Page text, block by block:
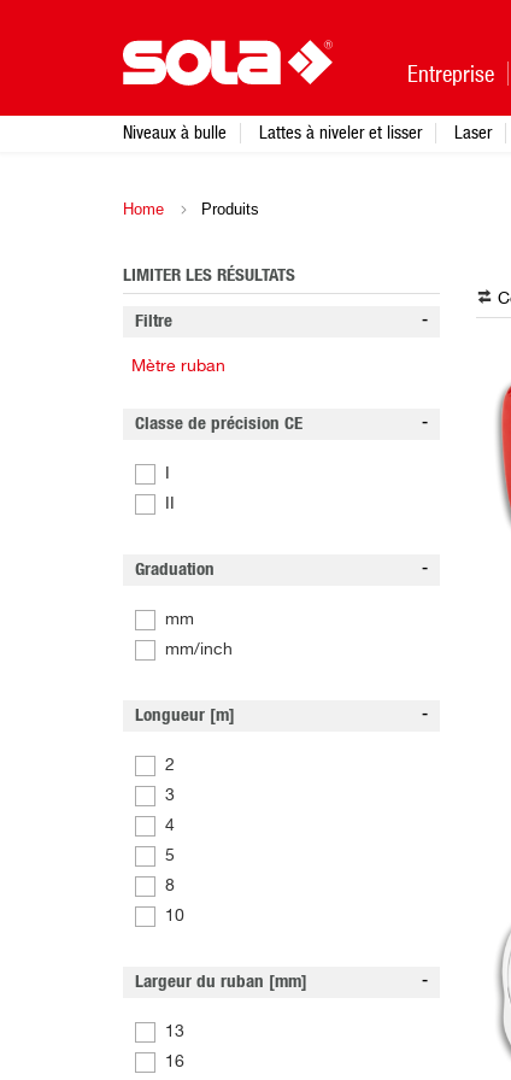
Home Produits
LIMITER LES RÉSULTATS
Filtre
Mètre ruban
Classe de précision CE
Graduation
mm
mm/inch
Longueur [m]
2
3
4
5
8
10
Largeur du ruban [mm]
13
16
Entreprise
Niveaux à bulle Lattes à niveler et lisser Laser